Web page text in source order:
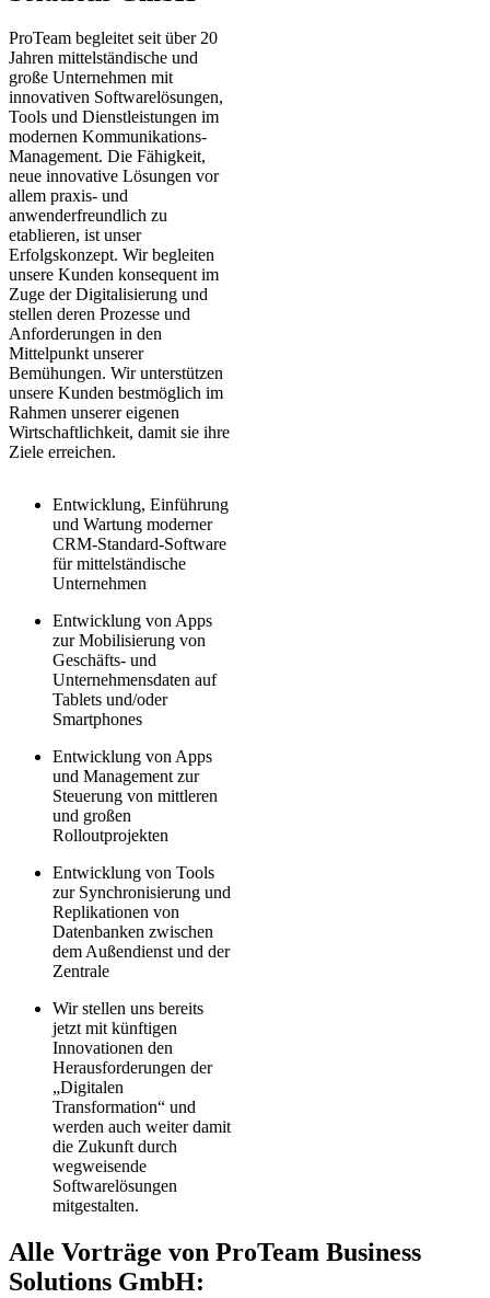
ProTeam begleitet seit über 20
Jahren mittelständische und
große Unternehmen mit
innovativen Softwarelösungen,
Tools und Dienstleistungen im
modernen Kommunikations-
Management. Die Fähigkeit,
neue innovative Lösungen vor
allem praxis- und
anwenderfreundlich zu
etablieren, ist unser
Erfolgskonzept. Wir begleiten
unsere Kunden konsequent im
Zuge der Digitalisierung und
stellen deren Prozesse und
Anforderungen in den
Mittelpunkt unserer
Bemühungen. Wir unterstützen
unsere Kunden bestmöglich im
Rahmen unserer eigenen
Wirtschaftlichkeit, damit sie ihre
Ziele erreichen.
Entwicklung, Einführung
und Wartung moderner
CRM-Standard-Software
für mittelständische
Unternehmen
Entwicklung von Apps
zur Mobilisierung von
Geschäfts- und
Unternehmensdaten auf
Tablets und/oder
Smartphones
Entwicklung von Apps
und Management zur
Steuerung von mittleren
und großen
Rolloutprojekten
Entwicklung von Tools
zur Synchronisierung und
Replikationen von
Datenbanken zwischen
dem Außendienst und der
Zentrale
Wir stellen uns bereits
jetzt mit künftigen
Innovationen den
Herausforderungen der
„Digitalen
Transformation“ und
werden auch weiter damit
die Zukunft durch
wegweisende
Softwarelösungen
mitgestalten.
Alle Vorträge von ProTeam Business
Solutions GmbH: